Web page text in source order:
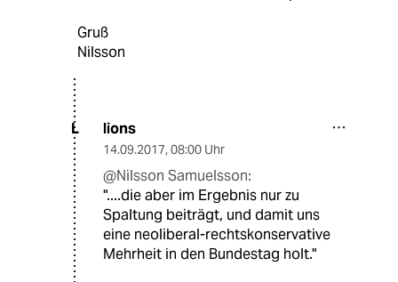
Gruß
Nilsson
L lions
14.09.2017, 08:00 Uhr
@Nilsson Samuelsson:
"....die aber im Ergebnis nur zu
Spaltung beiträgt, und damit uns
eine neoliberal-rechtskonservative
Mehrheit in den Bundestag holt."